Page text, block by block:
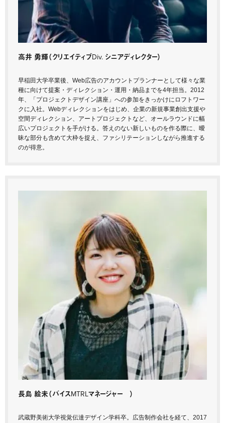
高井 勇輝（クリエイティブDiv. シニアディレクター）
早稲田大学卒業後、Web広告のアカウントプランナーとして様々な業
種に向けて提案・ディレクション・運用・納品までを4年担当。2012
年、「プロジェクトデザイン講座」への参加をきっかけにロフトワー
クに入社。Webディレクションをはじめ、企業の新規事業創出支援や
空間ディレクション、アートプロジェクトなど、オールラウンドに幅
広いプロジェクトを手がける。答えのない新しいものを作る際に、曖
昧な部分も含めて大枠を捉え、ファシリテーションしながら推進する
のが得意。
長島 絵未（バイスMTRLマネージャー ）
武蔵野美術大学視覚伝達デザイン学科卒。広告制作会社を経て、2017